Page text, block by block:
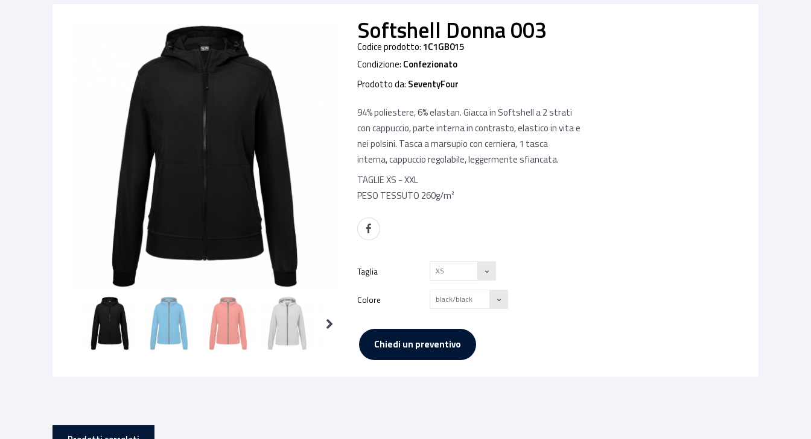
Softshell Donna 003
Codice prodotto: 1C1GB015
Condizione: Confezionato
Prodotto da: SeventyFour
94% poliestere, 6% elastan. Giacca in Softshell a 2 strati
con cappuccio, parte interna in contrasto, elastico in vita e
nei polsini. Tasca a marsupio con cerniera, 1 tasca
interna, cappuccio regolabile, leggermente sfiancata.
TAGLIE XS - XXL
PESO TESSUTO 260g/m²
Taglia XS
Colore black/black
Chiedi un preventivo